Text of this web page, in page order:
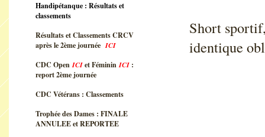
Handipétanque : Résultats et
classements
Résultats et Classements CRCV
après le 2ème journée ICI
CDC OpenICIet FémininICI :
report 2ème journée
CDC Vétérans : Classements
Trophée des Dames : FINALE
ANNULEE et REPORTEE
Short
identique